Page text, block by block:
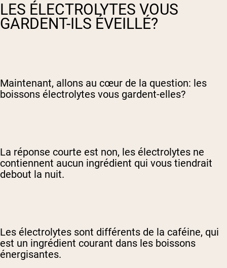
LES ÉLECTROLYTES VOUS
GARDENT-ILS ÉVEILLÉ?
Maintenant, allons au cœur de la question: les
boissons électrolytes vous gardent-elles?
La réponse courte est non, les électrolytes ne
contiennent aucun ingrédient qui vous tiendrait
debout la nuit.
Les électrolytes sont différents de la caféine, qui
est un ingrédient courant dans les boissons
énergisantes.